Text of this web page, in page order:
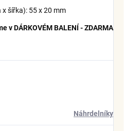
šířka): 55 x 20 mm
v DÁRKOVÉM BALENÍ - ZDARMA
Náhrdelníky